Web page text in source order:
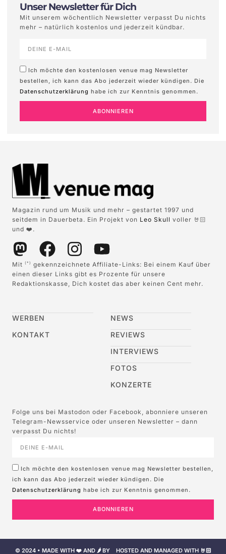
Unser Newsletter für Dich
Mit unserem wöchentlich Newsletter verpasst Du nichts
mehr – natürlich kostenlos und jederzeit kündbar.
Ich möchte den kostenlosen venue mag Newsletter
bestellen, ich kann das Abo jederzeit wieder kündigen. Die
Datenschutzerklärung habe ich zur Kenntnis genommen.
ABONNIEREN
Magazin rund um Musik und mehr – gestartet 1997 und
seitdem in Dauerbeta. Ein Projekt von Leo Skull voller 🤘🏻
und ❤️.
Mit (*)
gekennzeichnete Affiliate-Links: Bei einem Kauf über
einen dieser Links gibt es Prozente für unsere
Redaktionskasse, Dich kostet das aber keinen Cent mehr.
WERBEN
KONTAKT
NEWS
REVIEWS
INTERVIEWS
FOTOS
KONZERTE
Folge uns bei Mastodon oder Facebook, abonniere unseren
Telegram-Newsservice oder unseren Newsletter – dann
verpasst Du nichts!
Ich möchte den kostenlosen venue mag Newsletter bestellen,
ich kann das Abo jederzeit wieder kündigen. Die
Datenschutzerklärung habe ich zur Kenntnis genommen.
ABONNIEREN
© 2024 • MADE WITH ❤️ AND 🌶️ BY
HOSTED AND MANAGED WITH 🤘🏻